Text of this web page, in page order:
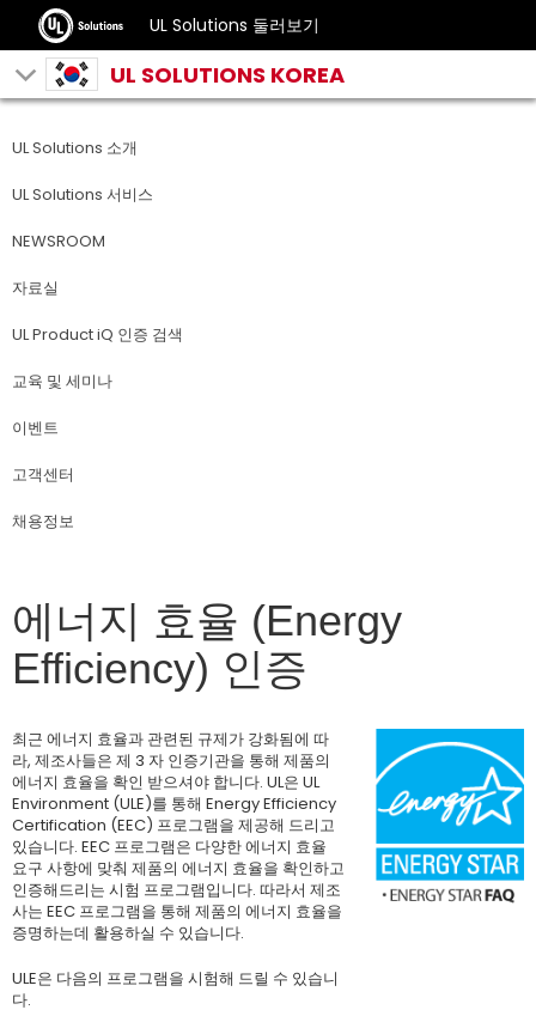
UL Solutions 둘러보기
UL SOLUTIONS KOREA
UL Solutions 소개
UL Solutions 서비스
NEWSROOM
자료실
UL Product iQ 인증 검색
교육 및 세미나
이벤트
고객센터
채용정보
에너지 효율 (Energy
Efficiency) 인증
최근 에너지 효율과 관련된 규제가 강화됨에 따
라, 제조사들은 제 3 자 인증기관을 통해 제품의
에너지 효율을 확인 받으셔야 합니다. UL은 UL
Environment (ULE)를 통해 Energy Efficiency
Certification (EEC) 프로그램을 제공해 드리고
있습니다. EEC 프로그램은 다양한 에너지 효율
요구 사항에 맞춰 제품의 에너지 효율을 확인하고
인증해드리는 시험 프로그램입니다. 따라서 제조
사는 EEC 프로그램을 통해 제품의 에너지 효율을
증명하는데 활용하실 수 있습니다.
ULE은 다음의 프로그램을 시험해 드릴 수 있습니
다.